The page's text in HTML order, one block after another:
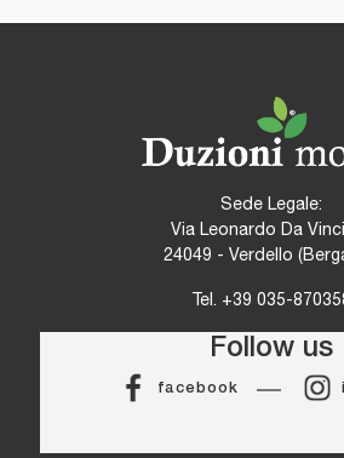
Sede Legale:
Via Leonardo Da
24049 - Verdello
Tel. +39 035-
Follow us
facebook